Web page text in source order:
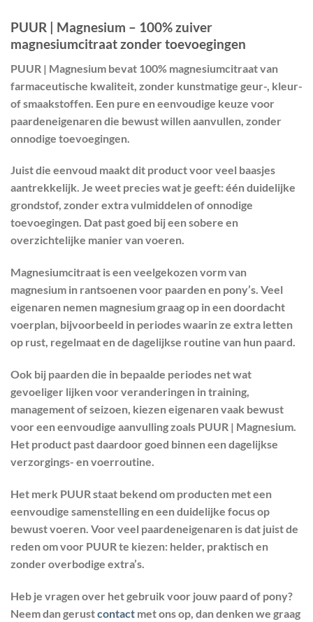
PUUR | Magnesium – 100% zuiver
magnesiumcitraat zonder toevoegingen
PUUR | Magnesium bevat 100% magnesiumcitraatvan
farmaceutische kwaliteit, zonder kunstmatige geur-, kleur-
of smaakstoffen. Een pure en eenvoudige keuze voor
paardeneigenaren die bewust willen aanvullen, zonder
onnodige toevoegingen.
Juist die eenvoud maakt dit product voor veel baasjes
aantrekkelijk. Je weet precies wat je geeft: één duidelijke
grondstof, zonder extra vulmiddelen of onnodige
toevoegingen. Dat past goed bij een sobere en
overzichtelijke manier van voeren.
Magnesiumcitraat is een veelgekozen vorm van
magnesium in rantsoenen voor paarden en pony’s. Veel
eigenaren nemen magnesium graag op in een doordacht
voerplan, bijvoorbeeld in periodes waarin ze extra letten
op rust, regelmaaten de dagelijkse routine van hun paard.
Ook bij paarden die in bepaalde periodes net wat
gevoeliger lijken voor veranderingen in training,
management of seizoen, kiezen eigenaren vaak bewust
voor een eenvoudige aanvulling zoals PUUR | Magnesium.
Het product past daardoor goed binnen een dagelijkse
verzorgings- en voerroutine.
Het merk PUUR staat bekend om producten met een
eenvoudige samenstelling en een duidelijke focus op
bewust voeren. Voor veel paardeneigenaren is dat juist de
reden om voor PUUR te kiezen: helder, praktisch en
zonder overbodige extra’s.
Heb je vragen over het gebruik voor jouw paard of pony?
Neem dan gerustcontact met ons op, dan denken we graag